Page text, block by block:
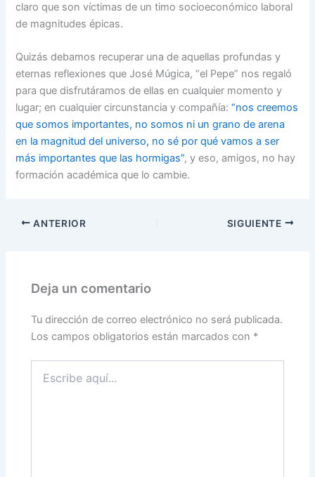
claro que son víctimas de un timo socioeconómico laboral
de magnitudes épicas.
Quizás debamos recuperar una de aquellas profundas y
eternas reflexiones que José Múgica, “el Pepe” nos regaló
para que disfrutáramos de ellas en cualquier momento y
lugar; en cualquier circunstancia y compañía:“nos creemos
que somos importantes, no somos ni un grano de arena
en la magnitud del universo, no sé por qué vamos a ser
más importantes que las hormigas”, y eso, amigos, no hay
formación académica que lo cambie.
ANTERIOR SIGUIENTE
Deja un comentario
Tu dirección de correo electrónico no será publicada.
Los campos obligatorios están marcados con *
aquí...